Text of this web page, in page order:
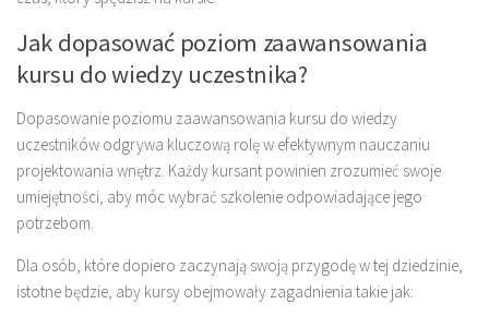
Jak dopasować poziom zaawansowania
kursu do wiedzy uczestnika?
Dopasowanie poziomu zaawansowania kursu do wiedzy
uczestników odgrywa kluczową rolę w efektywnym nauczaniu
projektowania wnętrz. Każdy kursant powinien zrozumieć swoje
umiejętności, aby móc wybrać szkolenie odpowiadające jego
potrzebom.
Dla osób, które dopiero zaczynają swoją przygodę w tej dziedzinie,
istotne będzie, aby kursy obejmowały zagadnienia takie jak: